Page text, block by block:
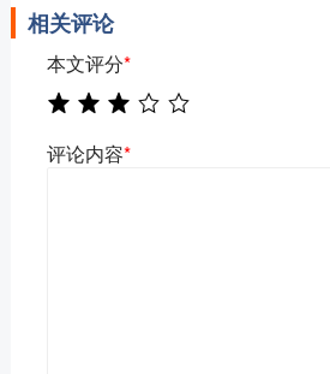
相关评论
本文评分*
评论内容*